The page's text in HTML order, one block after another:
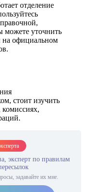
отделение
уточнить
на официальном
стоит изучить
эксперт по правилам
задавайте их мне.